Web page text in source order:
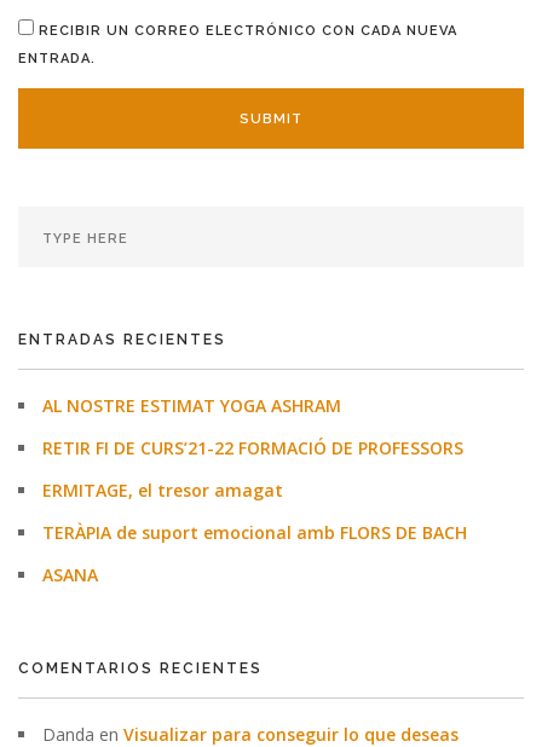
RECIBIR UN CORREO ELECTRÓNICO CON CADA NUEVA
ENTRADA.
ENTRADAS RECIENTES
AL NOSTRE ESTIMAT YOGA ASHRAM
RETIR FI DE CURS’21-22 FORMACIÓ DE PROFESSORS
ERMITAGE, el tresor amagat
TERÀPIA de suport emocional amb FLORS DE BACH
ASANA
COMENTARIOS RECIENTES
Danda en Visualizar para conseguir lo que deseas